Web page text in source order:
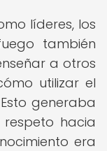
líderes, los
también
a otros
utilizar el
generaba
hacia
era